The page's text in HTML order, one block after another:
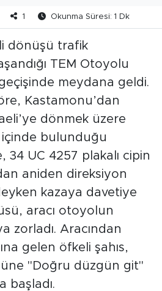
1 Okunma Süresi: 1 Dk
dönüşü trafik
TEM Otoyolu
meydana geldi.
Kastamonu’dan
dönmek üzere
içinde bulunduğu
UC 4257 plakalı cipin
aniden direksiyon
kazaya davetiye
aracı otoyolun
zorladı. Aracından
gelen öfkeli şahıs,
"Doğru düzgün git"
başladı.